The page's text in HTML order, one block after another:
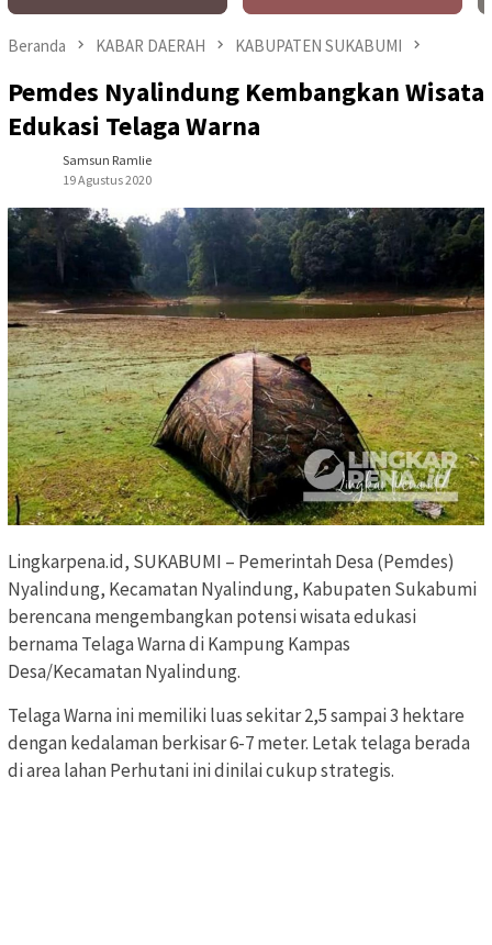
Beranda KABAR DAERAH KABUPATEN SUKABUMI
Pemdes Nyalindung Kembangkan Wisata
Edukasi Telaga Warna
Samsun Ramlie
19 Agustus 2020
Lingkarpena.id, SUKABUMI – Pemerintah Desa (Pemdes)
Nyalindung, Kecamatan Nyalindung, Kabupaten Sukabumi
berencana mengembangkan potensi wisata edukasi
bernama Telaga Warna di Kampung Kampas
Desa/Kecamatan Nyalindung.
Telaga Warna ini memiliki luas sekitar 2,5 sampai 3 hektare
dengan kedalaman berkisar 6-7 meter. Letak telaga berada
di area lahan Perhutani ini dinilai cukup strategis.